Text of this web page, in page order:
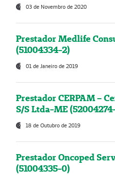
03 de Novembro de 2020
Prestador Medlife
(51004334-2)
01 de Janeiro de 2019
Prestador CERPAM –
S/S Ltda-ME
18 de Outubro de 2019
Prestador Oncoped
(51004335-0)